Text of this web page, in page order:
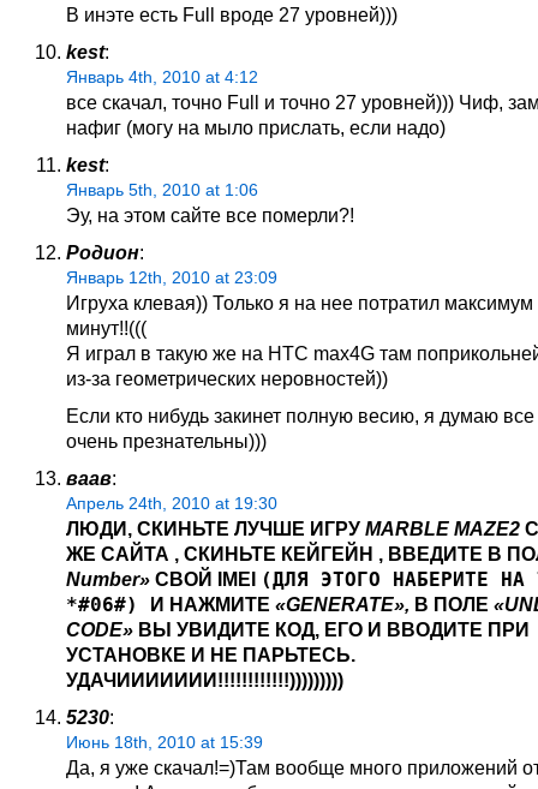
В инэте есть Full вроде 27 уровней)))
kest:
Январь 4th, 2010 at 4:12
все скачал, точно Full и точно 27 уровней))) Чиф,
нафиг (могу на мыло прислать, если надо)
kest:
Январь 5th, 2010 at 1:06
Эу, на этом сайте все померли?!
Родион:
Январь 12th, 2010 at 23:09
Игруха клевая)) Только я на нее потратил максимум
минут!!(((
Я играл в такую же на HTC max4G там
из-за геометрических неровностей))
Если кто нибудь закинет полную весию, я думаю все
очень презнательны)))
ваав:
Апрель 24th, 2010 at 19:30
ЛЮДИ, СКИНЬТЕ ЛУЧШЕ ИГРУ MARBLE MAZE2
ЖЕ САЙТА , СКИНЬТЕ КЕЙГЕЙН , ВВЕДИТЕ В
Number» СВОЙ IMEI (ДЛЯ ЭТОГО НАБЕРИТЕ НА
*#06#) И НАЖМИТЕ «GENERATE», В ПОЛЕ
CODE» ВЫ УВИДИТЕ КОД, ЕГО И ВВОДИТЕ ПРИ
УСТАНОВКЕ И НЕ ПАРЬТЕСЬ.
УДАЧИИИИИИИ!!!!!!!!!!!!)))))))))
5230:
Июнь 18th, 2010 at 15:39
Да, я уже скачал!=)Там вообще много приложений